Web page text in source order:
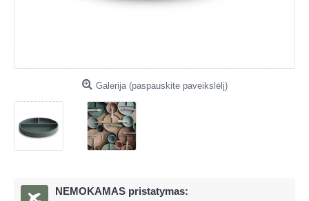
Galerija (paspauskite paveikslėlį)
NEMOKAMAS pristatymas: